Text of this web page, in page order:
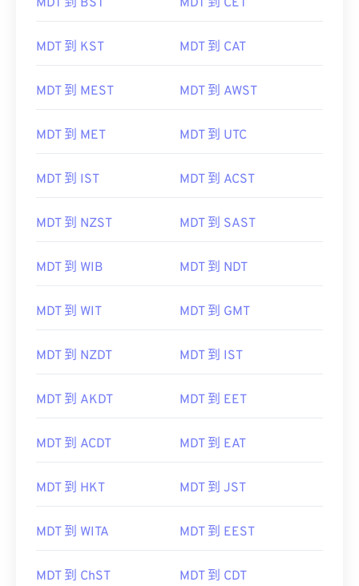
MDT 到 BST MDT 到 CET
MDT 到 KST MDT 到 CAT
MDT 到 MEST MDT 到 AWST
MDT 到 MET MDT 到 UTC
MDT 到 IST MDT 到 ACST
MDT 到 NZST MDT 到 SAST
MDT 到 WIB MDT 到 NDT
MDT 到 WIT MDT 到 GMT
MDT 到 NZDT MDT 到 IST
MDT 到 AKDT MDT 到 EET
MDT 到 ACDT MDT 到 EAT
MDT 到 HKT MDT 到 JST
MDT 到 WITA MDT 到 EEST
MDT 到 ChST MDT 到 CDT